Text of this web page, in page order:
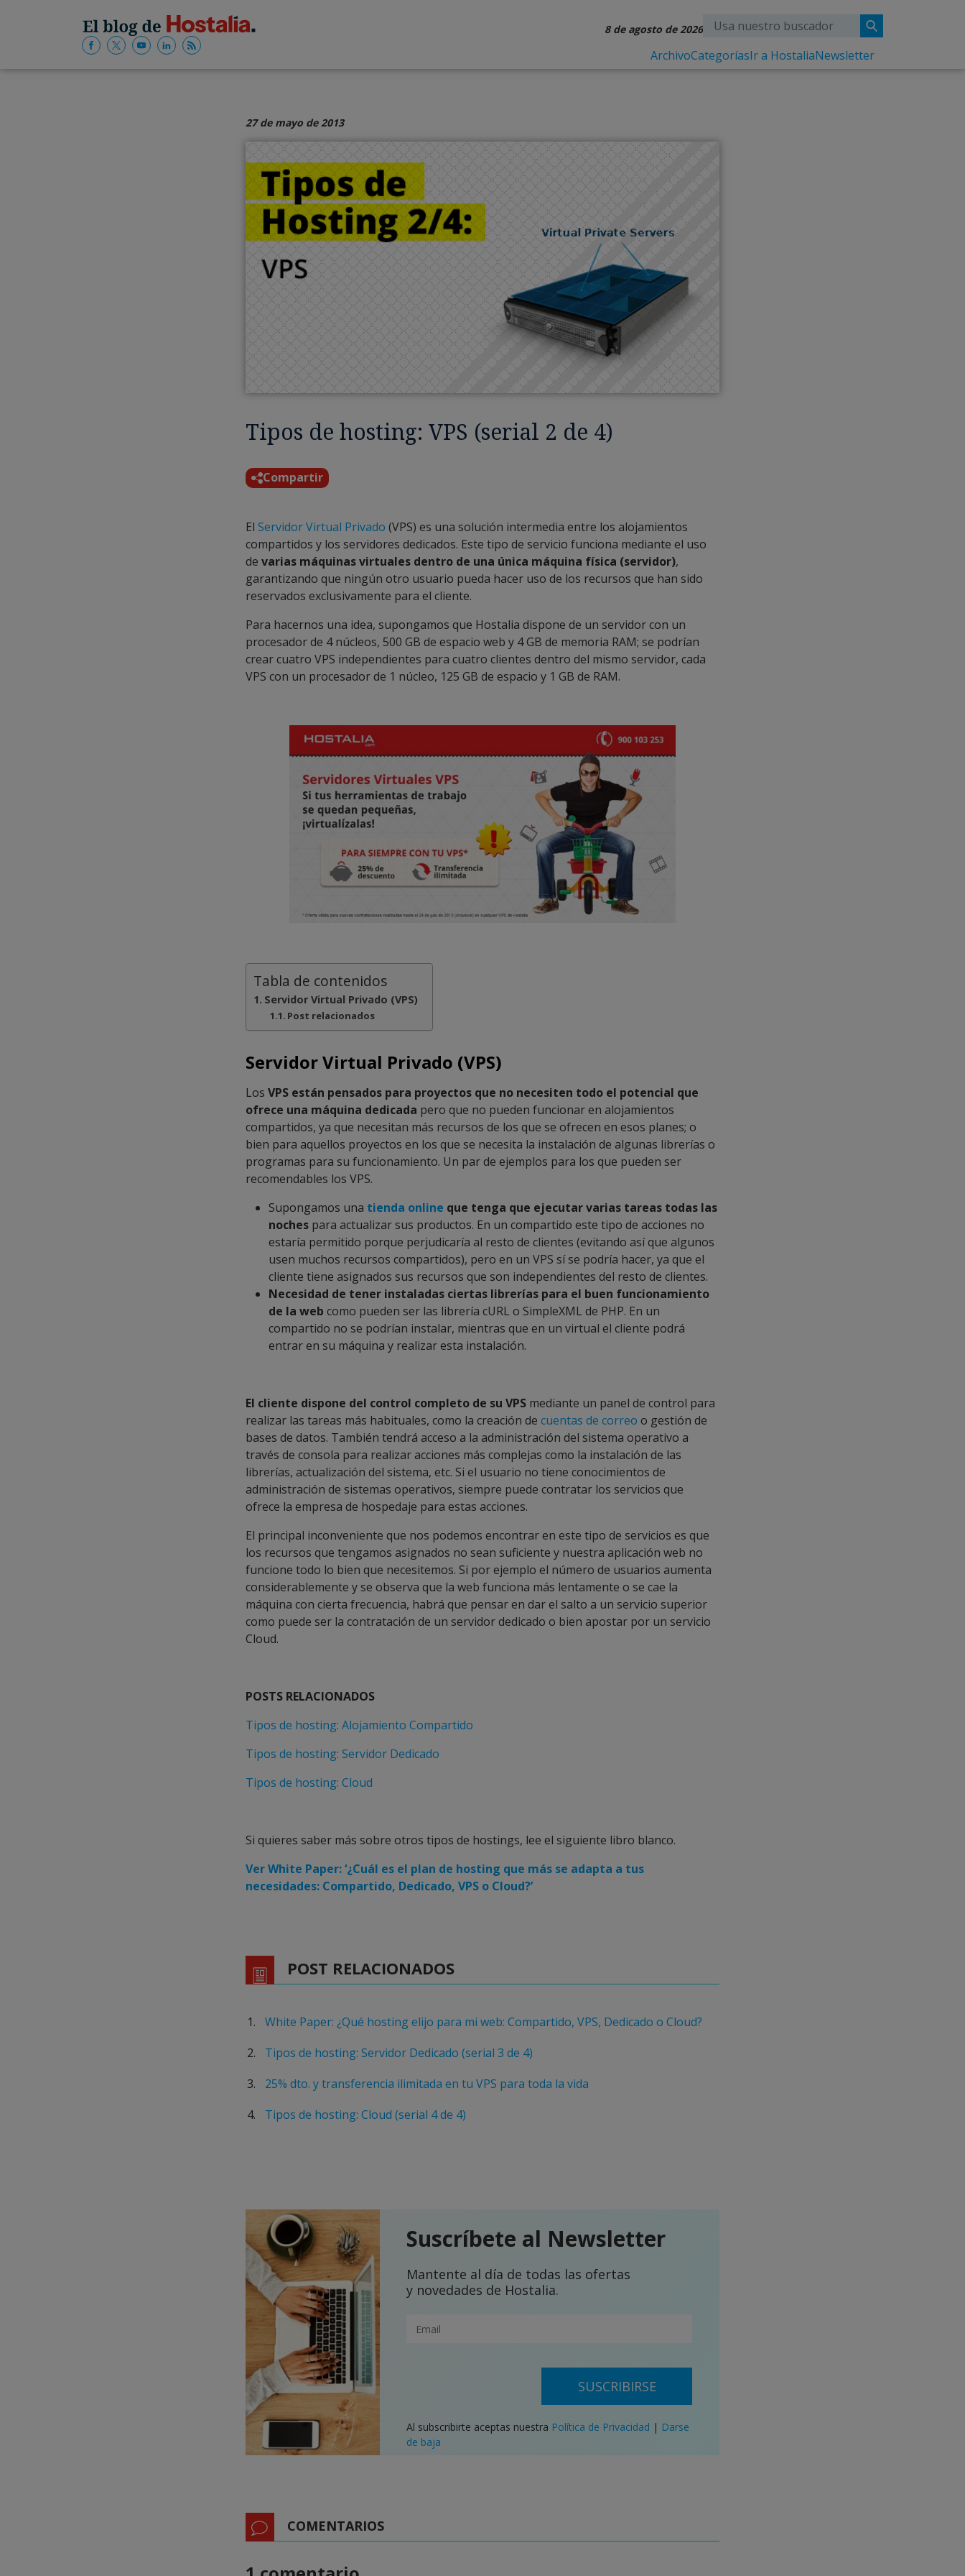
8 de agosto de 2026
ArchivoCategoríasIr a HostaliaNewsletter
27 de mayo de 2013
Tipos de hosting: VPS (serial 2 de 4)
Compartir
El Servidor Virtual Privado (VPS) es una solución intermedia entre los alojamientos
compartidos y los servidores dedicados. Este tipo de servicio funciona mediante el uso
de varias máquinas virtuales dentro de una única máquina física (servidor),
garantizando que ningún otro usuario pueda hacer uso de los recursos que han sido
reservados exclusivamente para el cliente.
Para hacernos una idea, supongamos que Hostalia dispone de un servidor con un
procesador de 4 núcleos, 500 GB de espacio web y 4 GB de memoria RAM; se podrían
crear cuatro VPS independientes para cuatro clientes dentro del mismo servidor, cada
VPS con un procesador de 1 núcleo, 125 GB de espacio y 1 GB de RAM.
Tabla de contenidos
Servidor Virtual Privado (VPS)
Post relacionados
Servidor Virtual Privado (VPS)
Los VPS están pensados para proyectos que no necesiten todo el potencial que
ofrece una máquina dedicada pero que no pueden funcionar en alojamientos
compartidos, ya que necesitan más recursos de los que se ofrecen en esos planes; o
bien para aquellos proyectos en los que se necesita la instalación de algunas librerías o
programas para su funcionamiento. Un par de ejemplos para los que pueden ser
recomendables los VPS.
Supongamos una tienda online que tenga que ejecutar varias tareas todas las
noches para actualizar sus productos. En un compartido este tipo de acciones no
estaría permitido porque perjudicaría al resto de clientes (evitando así que algunos
usen muchos recursos compartidos), pero en un VPS sí se podría hacer, ya que el
cliente tiene asignados sus recursos que son independientes del resto de clientes.
Necesidad de tener instaladas ciertas librerías para el buen funcionamiento
de la web como pueden ser las librería cURL o SimpleXML de PHP. En un
compartido no se podrían instalar, mientras que en un virtual el cliente podrá
entrar en su máquina y realizar esta instalación.
El cliente dispone del control completo de su VPS mediante un panel de control para
realizar las tareas más habituales, como la creación de cuentas de correo o gestión de
bases de datos. También tendrá acceso a la administración del sistema operativo a
través de consola para realizar acciones más complejas como la instalación de las
librerías, actualización del sistema, etc. Si el usuario no tiene conocimientos de
administración de sistemas operativos, siempre puede contratar los servicios que
ofrece la empresa de hospedaje para estas acciones.
El principal inconveniente que nos podemos encontrar en este tipo de servicios es que
los recursos que tengamos asignados no sean suficiente y nuestra aplicación web no
funcione todo lo bien que necesitemos. Si por ejemplo el número de usuarios aumenta
considerablemente y se observa que la web funciona más lentamente o se cae la
máquina con cierta frecuencia, habrá que pensar en dar el salto a un servicio superior
como puede ser la contratación de un servidor dedicado o bien apostar por un servicio
Cloud.
POSTS RELACIONADOS
Tipos de hosting: Alojamiento Compartido
Tipos de hosting: Servidor Dedicado
Tipos de hosting: Cloud
Si quieres saber más sobre otros tipos de hostings, lee el siguiente libro blanco.
Ver White Paper: ‘¿Cuál es el plan de hosting que más se adapta a tus
necesidades: Compartido, Dedicado, VPS o Cloud?’
POST RELACIONADOS
White Paper: ¿Qué hosting elijo para mi web: Compartido, VPS, Dedicado o Cloud?
Tipos de hosting: Servidor Dedicado (serial 3 de 4)
25% dto. y transferencia ilimitada en tu VPS para toda la vida
Tipos de hosting: Cloud (serial 4 de 4)
Suscríbete al Newsletter
Mantente al día de todas las ofertas
y novedades de Hostalia.
SUSCRIBIRSE
Al subscribirte aceptas nuestra Política de Privacidad | Darse
de baja
COMENTARIOS